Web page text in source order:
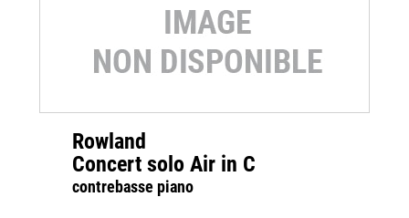
Rowland
Concert solo Air in C
contrebasse piano